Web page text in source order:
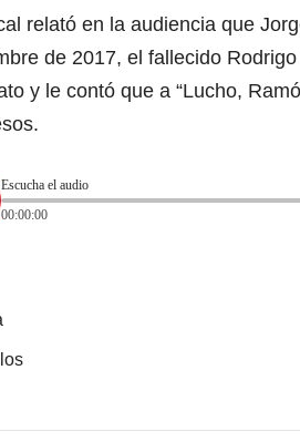
relató en la audiencia que
de 2017, el fallecido
y le contó que a “Lucho,
Escucha el audio
00:00:00